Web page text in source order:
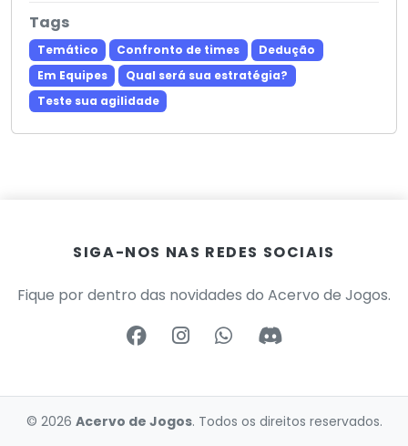
Tags
Temático Confronto de times
Dedução
Em Equipes
Qual será sua estratégia?
Teste sua agilidade
SIGA-NOS NAS REDES SOCIAIS
Fique por dentro das novidades do Acervo de Jogos.
© 2026 Acervo de Jogos. Todos os direitos reservados.